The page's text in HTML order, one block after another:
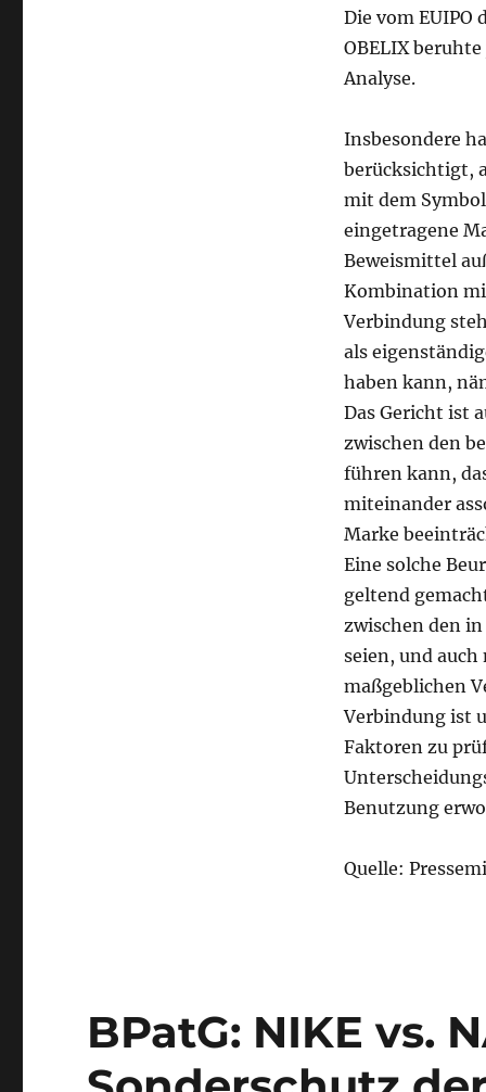
Die vom
OBELIX
Analyse.
Insbesondere
berücksichtigt,
mit dem
eingetragene
Beweismittel
Kombination
Verbindung
als
haben kann,
Das Gericht ist
zwischen den
führen kann,
miteinander
Marke
Eine solche
geltend
zwischen den
seien, und auch
maßgeblichen
Verbindung ist
Faktoren zu
Benutzung
Quelle:
BPatG: NIKE vs.